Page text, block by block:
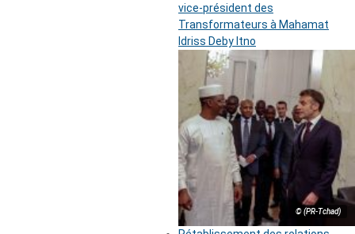
vice-président des
Transformateurs à Mahamat
Idriss Deby Itno
© (PR-Tchad)